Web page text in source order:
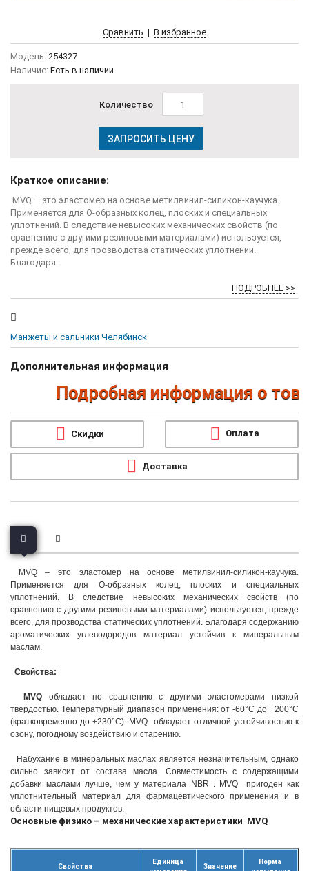
Сравнить | В избранное
Модель: 254327
Наличие: Есть в наличии
Количество
ЗАПРОСИТЬ ЦЕНУ
Краткое описание:
MVQ – это эластомер на основе метилвинил-силикон-каучука.
Применяется для О-образных колец, плоских и специальных
уплотнений. В следствие невысоких механических свойств (по
сравнению с другими резиновыми материалами) используется,
прежде всего, для прозводства статических уплотнений.
Благодаря..
ПОДРОБНЕЕ >>
Манжеты и сальники Челябинск
Дополнительная информация
Подробная информация о
Скидки Оплата
Доставка
MVQ – это эластомер на основе метилвинил-силикон-каучука.
Применяется для О-образных колец, плоских и специальных
уплотнений. В следствие невысоких механических свойств (по
сравнению с другими резиновыми материалами) используется, прежде
всего, для прозводства статических уплотнений. Благодаря содержанию
ароматических углеводородов материал устойчив к минеральным
маслам.
Свойства:
MVQ обладает по сравнению с другими эластомерами низкой
твердостью. Температурный диапазон применения: от -60°С до +200°С
(кратковременно до +230°С). MVQ обладает отличной устойчивостью к
озону, погодному воздействию и старению.
Набухание в минеральных маслах является незначительным, однако
сильно зависит от состава масла. Совместимость с содержащими
добавки маслами лучше, чем у материала NBR . MVQ пригоден как
уплотнительный материал для фармацевтического применения и в
области пищевых продуктов.
Основные физико – механические характеристики MVQ
Свойства
Единица
Значение
Норма